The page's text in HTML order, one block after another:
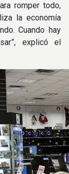
romper todo,
la economía
Cuando hay
explicó el